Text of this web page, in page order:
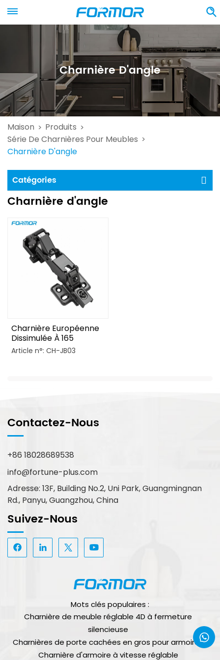
Charnière D'angle
Maison > Produits >
Série De Charnières Pour Meubles >
Charnière D'angle
Catégories
Charnière d'angle
Charnière Européenne
Dissimulée À 165
Degrés, Grande
Article n°: CH-JB03
Contactez-Nous
+86 18028689538
info@fortune-plus.com
Adresse: 13F, Building No.2, Uni Park, Guangmingnan
Rd., Panyu, Guangzhou, China
Suivez-Nous
Mots clés populaires :
Charnière de meuble réglable 4D à fermeture
silencieuse
Charnières de porte cachées en gros pour armoires
Charnière d'armoire à vitesse réglable